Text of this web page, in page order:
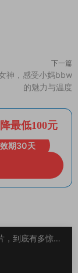
下一篇
神，感受小妈bbw
的魅力与温度
最低100元
期30天
，到底有多惊